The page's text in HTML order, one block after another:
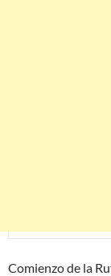
Comienzo de la